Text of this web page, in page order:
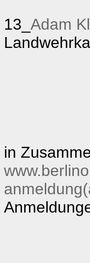
13_ Adam
in